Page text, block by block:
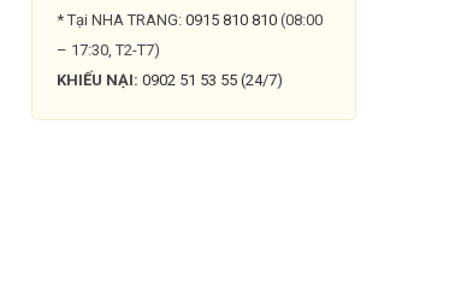
* Tại NHA TRANG: 0915 810 810 (08:00
– 17:30, T2-T7)
KHIẾU NẠI: 0902 51 53 55 (24/7)